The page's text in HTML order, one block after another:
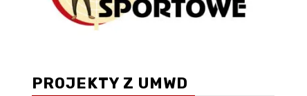
PROJEKTY Z UMWD